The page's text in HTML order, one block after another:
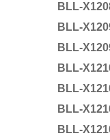
BLL-
BLL-
BLL-
BLL-
BLL-
BLL-
BLL-